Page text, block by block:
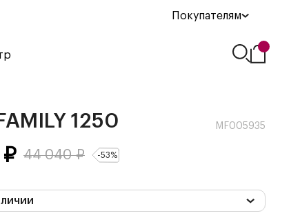
Покупателям
1250 MF005935
₽ 44 040₽ -53%